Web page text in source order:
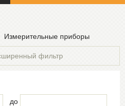
Измерительные приборы
фильтр
до